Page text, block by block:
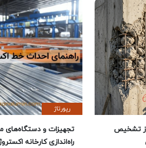
تشخیص
رپورتاژ
تجهیزات و دستگاه‌های
راه‌اندازی کارخانه